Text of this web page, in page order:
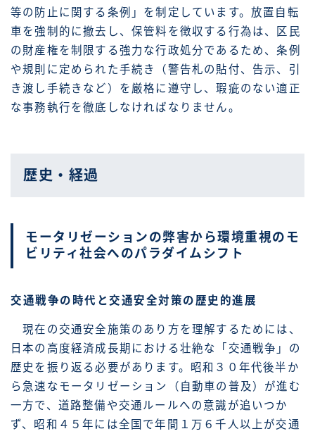
等の防止に関する条例」を制定しています。放置自転
車を強制的に撤去し、保管料を徴収する行為は、区民
の財産権を制限する強力な行政処分であるため、条例
や規則に定められた手続き（警告札の貼付、告示、引
き渡し手続きなど）を厳格に遵守し、瑕疵のない適正
な事務執行を徹底しなければなりません。
歴史・経過
モータリゼーションの弊害から環境重視のモ
ビリティ社会へのパラダイムシフト
交通戦争の時代と交通安全対策の歴史的進展
現在の交通安全施策のあり方を理解するためには、
日本の高度経済成長期における壮絶な「交通戦争」の
歴史を振り返る必要があります。昭和３０年代後半か
ら急速なモータリゼーション（自動車の普及）が進む
一方で、道路整備や交通ルールへの意識が追いつか
ず、昭和４５年には全国で年間１万６千人以上が交通